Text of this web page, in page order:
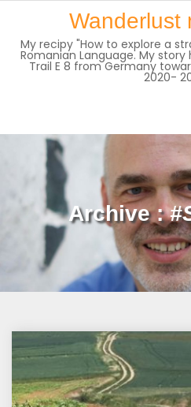
content
Wanderlust
My recipy "How to explore a
Romanian Language. My story
Trail E 8 from Germany
2020-
Archive :